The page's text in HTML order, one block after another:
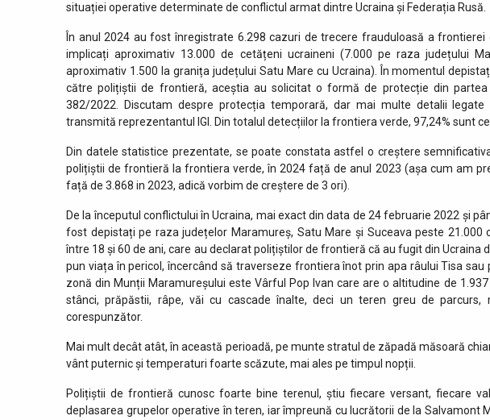
situației operative determinate de conflictul armat dintre Ucraina și Federația Rusă.
În anul 2024 au fost înregistrate 6.298 cazuri de trecere frauduloasă a
implicați aproximativ 13.000 de cetățeni ucraineni (7.000 pe raza județului
aproximativ 1.500 la granița județului Satu Mare cu Ucraina). În momentul
către polițiștii de frontieră, aceștia au solicitat o formă de protecție din
382/2022. Discutam despre protecția temporară, dar mai multe detalii
transmită reprezentantul IGI. Din totalul detecțiilor la frontiera verde, 97,24% sunt
Din datele statistice prezentate, se poate constata astfel o creștere
polițiștii de frontieră la frontiera verde, în 2024 față de anul 2023 (așa cum am
față de 3.868 in 2023, adică vorbim de creștere de 3 ori).
De la începutul conflictului în Ucraina, mai exact din data de 24 februarie 2022 și
fost depistați pe raza județelor Maramureș, Satu Mare și Suceava peste 21.000
între 18 și 60 de ani, care au declarat polițiștilor de frontieră că au fugit din Ucraina
pun viața în pericol, încercând să traverseze frontiera înot prin apa râului Tisa
zonă din Munții Maramureșului este Vârful Pop Ivan care are o altitudine de
stânci, prăpăstii, râpe, văi cu cascade înalte, deci un teren greu de
corespunzător.
Mai mult decât atât, în această perioadă, pe munte stratul de zăpadă măsoară
vânt puternic și temperaturi foarte scăzute, mai ales pe timpul nopții.
Polițiștii de frontieră cunosc foarte bine terenul, știu fiecare versant, fiecare
deplasarea grupelor operative în teren, iar împreună cu lucrătorii de la Salvamont